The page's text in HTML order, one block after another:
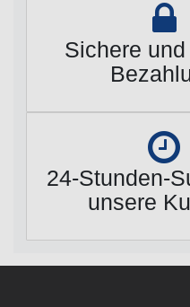
Sichere
24-Stunden-
unsere